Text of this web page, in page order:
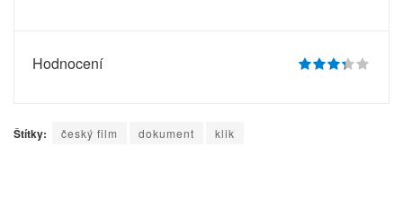
Hodnocení
Štítky: český film dokument klik